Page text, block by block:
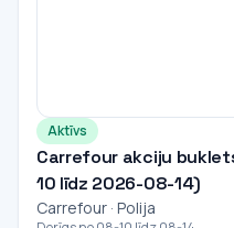
Aktīvs
Carrefour akciju
10 līdz 2026-08-14)
Carrefour · Polija